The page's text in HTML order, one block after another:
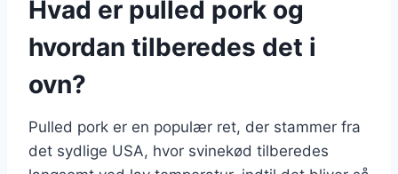
Hvad er pulled pork og
hvordan tilberedes det i
ovn?
Pulled pork er en populær ret, der stammer fra
det sydlige USA, hvor svinekød tilberedes